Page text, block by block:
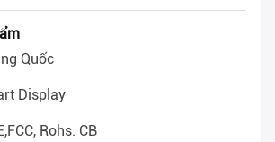
Quốc
Display
Rohs. CB